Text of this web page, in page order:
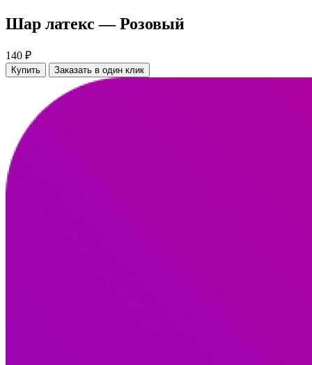
Шар латекс — Розовый
140 ₽
Купить Заказать в один клик